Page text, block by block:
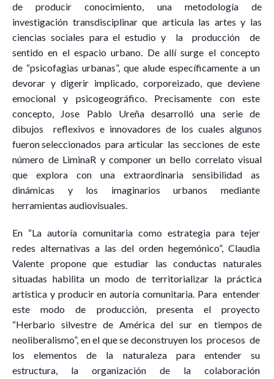
de producir conocimiento, una metodología de
investigación transdisciplinar que articula las artes y las
ciencias sociales para el estudio y la producción de
sentido en el espacio urbano. De allí surge el concepto
de “psicofagias urbanas”, que alude específicamente a un
devorar y digerir implicado, corporeizado, que deviene
emocional y psicogeográfico. Precisamente con este
concepto, Jose Pablo Ureña desarrolló una serie de
dibujos reflexivos e innovadores de los cuales algunos
fueron seleccionados para articular las secciones de este
número de LiminaR y componer un bello correlato visual
que explora con una extraordinaria sensibilidad as
dinámicas y los imaginarios urbanos mediante
herramientas audiovisuales.
En “La autoría comunitaria como estrategia para tejer
redes alternativas a las del orden hegemónico”, Claudia
Valente propone que estudiar las conductas naturales
situadas habilita un modo de territorializar la práctica
artística y producir en autoría comunitaria. Para entender
este modo de producción, presenta el proyecto
“Herbario silvestre de América del sur en tiempos de
neoliberalismo”, en el que se deconstruyen los procesos de
los elementos de la naturaleza para entender su
estructura, la organización de la colaboración